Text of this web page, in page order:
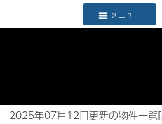
メニュー
2025年07月12日更新の物件一覧